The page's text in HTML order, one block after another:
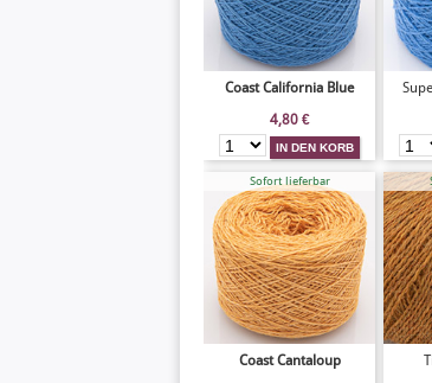
Coast California Blue
4,80 €
Sofort lieferbar
Coast Cantaloup